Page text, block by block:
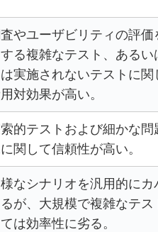
やユーザビリティの評価
する複雑なテスト、あるい
実施されないテストに関
対効果が高い。
的テストおよび細かな問
関して信頼性が高い。
なシナリオを汎用的にカ
が、大規模で複雑なテス
ては効率性に劣る。